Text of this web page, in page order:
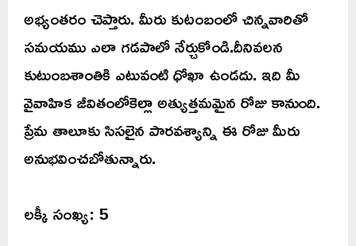
అభ్యంతరం చెప్తారు. మీరు కుటంబంలో చిన్నవారితో
సమయము ఎలా గడపాలో నేర్చుకోండి.దీనివలన
కుటుంబశాంతికి ఎటువంటి ధోఖా ఉండదు. ఇది మీ
వైవాహిక జీవితంలోకెల్లా అత్యుత్తమమైన రోజు కానుంది.
ప్రేమ తాలూకు సిసలైన పారవశ్యాన్ని ఈ రోజు మీరు
అనుభవించబోతున్నారు.
లక్కీ సంఖ్య: 5